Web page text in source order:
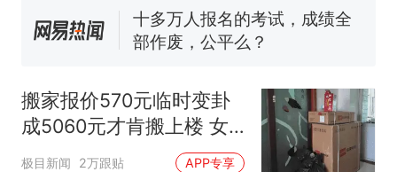
已叫停招聘，成立调查组全面
核查
十多万人报名的考试，成绩全
部作废，公平么？
搜，网友：天塌了！
热 那个在床头放菜刀的女孩，
因老师一句“跟我回家”改写了
搬家报价570元临时变卦
成5060元才肯搬上楼 女
子傻眼
极目新闻 2万跟贴 APP专享